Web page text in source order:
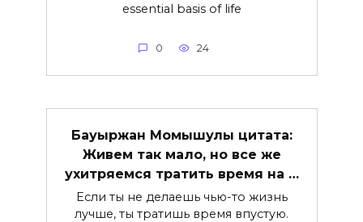
essential basis of life
0 24
Бауыржан Момышулы цитата:
Живем так мало, но все же
ухитряемся тратить время на …
Если ты не делаешь чью-то жизнь
лучше, ты тратишь время впустую.